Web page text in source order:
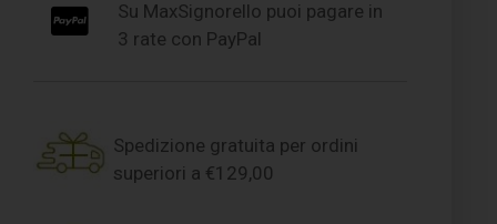
Su MaxSignorello puoi pagare in
3 rate con PayPal
Spedizione gratuita per ordini
superiori a €129,00